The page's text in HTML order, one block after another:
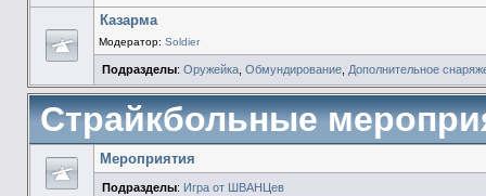
Казарма
Модератор: Soldier
Подразделы:Оружейка ,Обмундирование Дополнительное
Страйкбольные
Мероприятия
Подразделы: Игра от ШВАНЦев